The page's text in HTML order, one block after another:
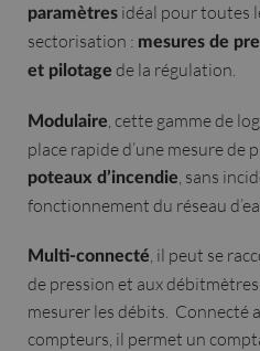
paramètres idéal pour toutes
sectorisation : mesures de
et pilotage de la régulation.
Modulaire, cette gamme de
place rapide d’une mesure de
poteaux d’incendie, sans
fonctionnement du réseau
Multi-connecté, il peut se
de pression et aux
mesurer les débits. Connecté
compteurs, il permet un